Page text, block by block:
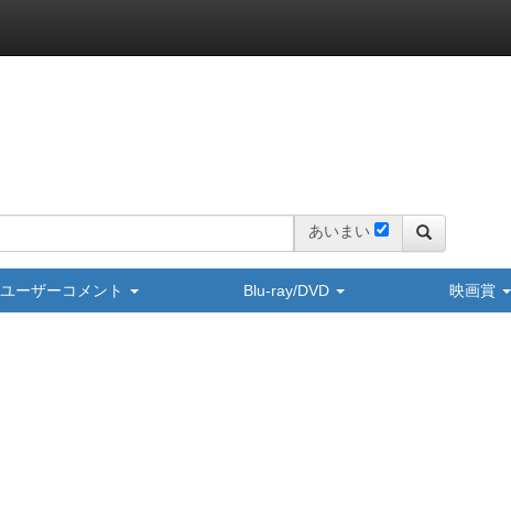
あいまい
ユーザーコメント Blu-ray/DVD 映画賞